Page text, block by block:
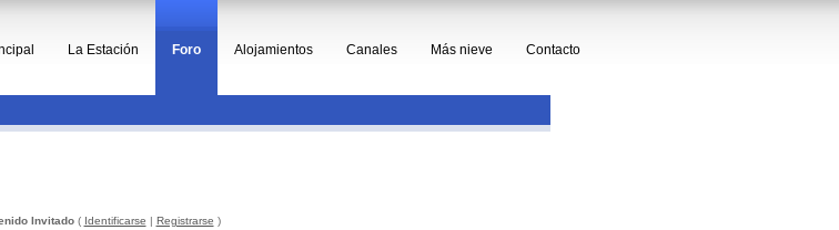
La Estación Foro Alojamientos Canales Más nieve Contacto
Invitado( Identificarse | Registrarse )